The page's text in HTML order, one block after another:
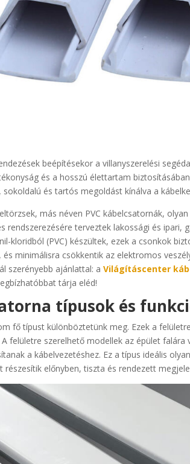
beépítésekor a villanyszerelési
és a hosszú élettartam
sokoldalú és tartós megoldást kínálva a
más néven PVC kábelcsatornák,
rendszerezésére terveztek lakossági és ipari,
kloridból (PVC) készültek, ezek a csonkok
és minimálisra csökkentik az elektromos
szerényebb ajánlattal: aVilágításcenter
tárja eléd!
típusok és
fő típust különböztetünk meg. Ezek a
felületre szerelhető modellek az épület
a kábelvezetéshez. Ez a típus ideális
részesítik előnyben, tiszta és rendezett